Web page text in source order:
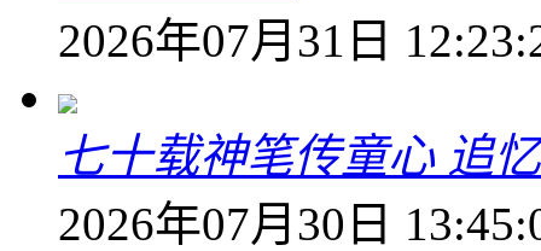
2026年07月31日
七十载神笔传童心 追
2026年07月30日